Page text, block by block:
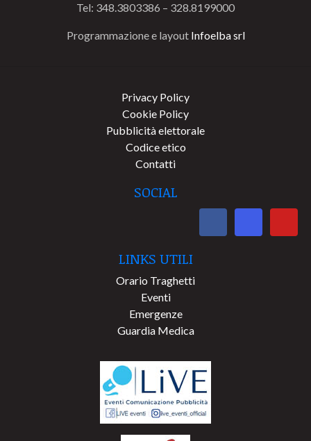
Tel: 348.3803386 – 328.8199000
Programmazione e layout Infoelba srl
Privacy Policy
Cookie Policy
Pubblicità elettorale
Codice etico
Contatti
SOCIAL
LINKS UTILI
Orario Traghetti
Eventi
Emergenze
Guardia Medica